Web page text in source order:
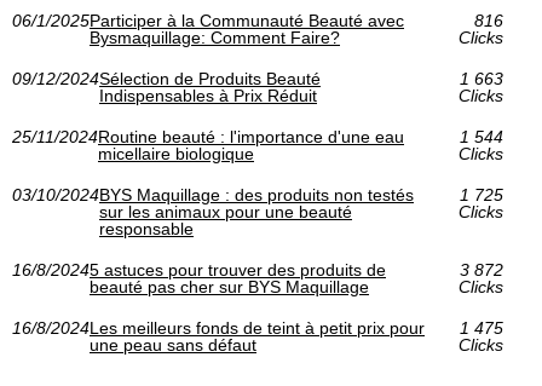
06/1/2025Participer à la Communauté Beauté avec
Bysmaquillage: Comment Faire?
816
Clicks
09/12/2024Sélection de Produits Beauté
Indispensables à Prix Réduit
1 663
Clicks
25/11/2024Routine beauté : l'importance d'une eau
micellaire biologique
1 544
Clicks
03/10/2024BYS Maquillage : des produits non testés
sur les animaux pour une beauté
responsable
1 725
Clicks
16/8/20245 astuces pour trouver des produits de
beauté pas cher sur BYS Maquillage
3 872
Clicks
16/8/2024Les meilleurs fonds de teint à petit prix pour
une peau sans défaut
1 475
Clicks